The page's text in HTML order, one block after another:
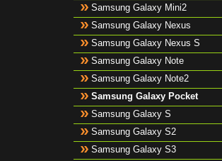
Samsung Galaxy Mini2
Samsung Galaxy Nexus
Samsung Galaxy Nexus S
Samsung Galaxy Note
Samsung Galaxy Note2
Samsung Galaxy Pocket
Samsung Galaxy S
Samsung Galaxy S2
Samsung Galaxy S3